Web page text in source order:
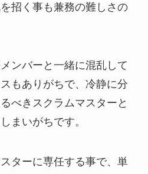
招く事も兼務の難しさの
ンバーと一緒に混乱して
もありがちで、冷静に分
べきスクラムマスターと
まいがちです。
ターに専任する事で、単